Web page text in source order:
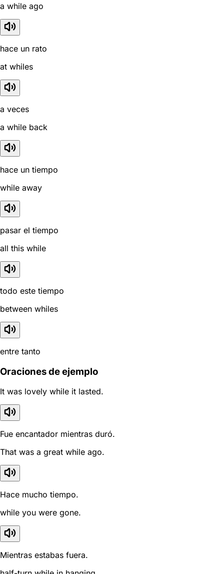
a while ago
hace un rato
at whiles
a veces
a while back
hace un tiempo
while away
pasar el tiempo
all this while
todo este tiempo
between whiles
entre tanto
Oraciones de ejemplo
It was lovely while it lasted.
Fue encantador mientras duró.
That was a great while ago.
Hace mucho tiempo.
while you were gone.
Mientras estabas fuera.